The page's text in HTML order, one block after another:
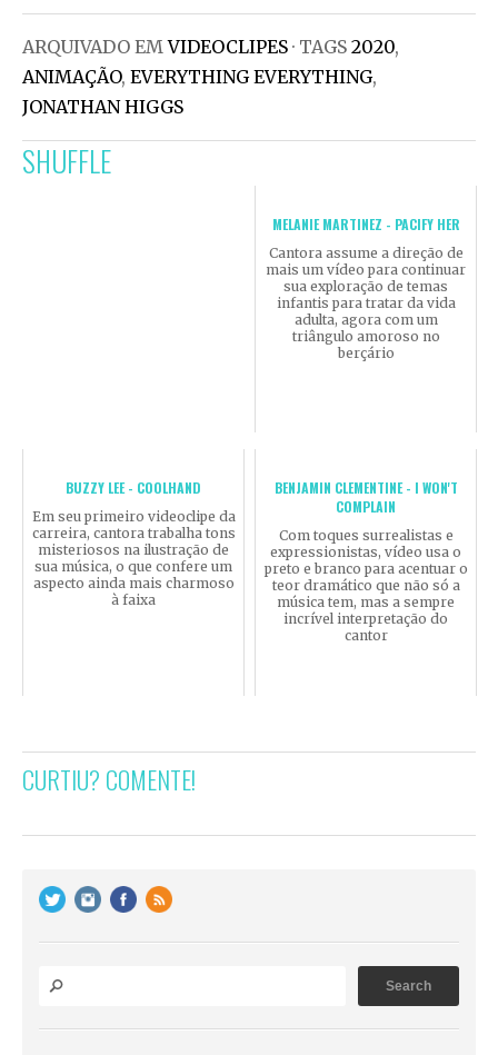
ARQUIVADO EMVIDEOCLIPES · TAGS 2020,
ANIMAÇÃO, EVERYTHING EVERYTHING,
JONATHAN HIGGS
SHUFFLE
MELANIE MARTINEZ - PACIFY HER
Cantora assume a direção de
mais um vídeo para continuar
sua exploração de temas
infantis para tratar da vida
adulta, agora com um
triângulo amoroso no
berçário
BUZZY LEE - COOLHAND
Em seu primeiro videoclipe da
carreira, cantora trabalha tons
misteriosos na ilustração de
sua música, o que confere um
aspecto ainda mais charmoso
à faixa
BENJAMIN CLEMENTINE - I WON'T
COMPLAIN
Com toques surrealistas e
expressionistas, vídeo usa o
preto e branco para acentuar o
teor dramático que não só a
música tem, mas a sempre
incrível interpretação do
cantor
CURTIU? COMENTE!